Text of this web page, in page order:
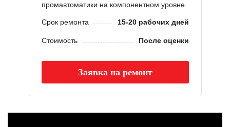
промавтоматики на компонентном уровне.
Срок ремонта 15-20 рабочих дней
Стоимость После оценки
Заявка на ремонт